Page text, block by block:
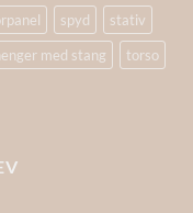
spyd
stativ
med stang
torso